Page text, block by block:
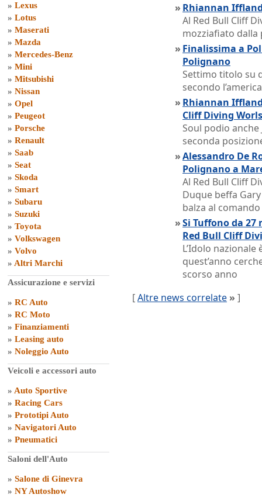
» Lexus
» Lotus
» Maserati
» Mazda
» Mercedes-Benz
» Mini
» Mitsubishi
» Nissan
» Opel
» Peugeot
» Porsche
» Renault
» Saab
» Seat
» Skoda
» Smart
» Subaru
» Suzuki
» Toyota
» Volkswagen
» Volvo
» Altri Marchi
Assicurazione e servizi
» RC Auto
» RC Moto
» Finanziamenti
» Leasing auto
» Noleggio Auto
Veicoli e accessori auto
» Auto Sportive
» Racing Cars
» Prototipi Auto
» Navigatori Auto
» Pneumatici
Saloni dell'Auto
» Salone di Ginevra
» NY Autoshow
» Rhiannan
Al Red Bull Cliff
mozziafiato
» Finalissima a
Polignano
Settimo titolo su
secondo
» Rhiannan
Cliff Diving
Soul podio anche
seconda
»Alessandro De
Polignano a
Al Red Bull Cliff
Duque beffa
balza al comando
»Si Tuffono da
Red Bull Cliff
L’Idolo nazionale
quest’anno
scorso anno
[Altre news correlate » ]